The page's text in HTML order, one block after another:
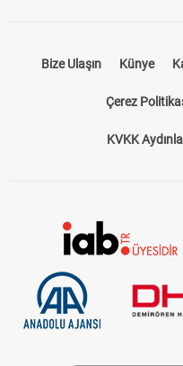
Bize Ulaşın Künye
Çerez
KVKK